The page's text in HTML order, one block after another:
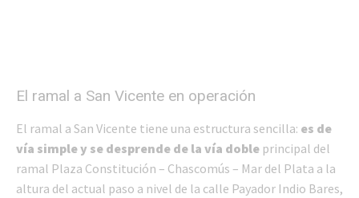
El ramal a San Vicente en operación
El ramal a San Vicente tiene una estructura sencilla: es de
vía simple y se desprende de la vía doble principal del
ramal Plaza Constitución – Chascomús – Mar del Plata a la
altura del actual paso a nivel de la calle Payador Indio Bares,